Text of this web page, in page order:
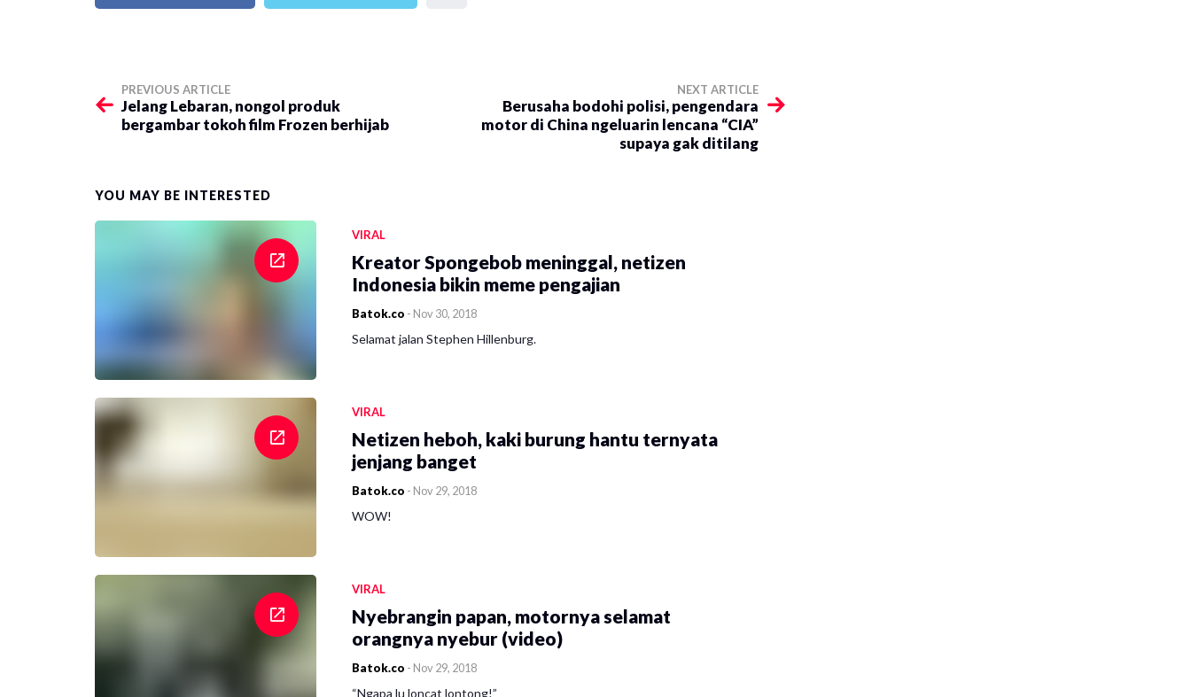
PREVIOUS ARTICLE
Jelang Lebaran, nongol produk
bergambar tokoh film Frozen berhijab
NEXT ARTICLE
Berusaha bodohi polisi, pengendara
motor di China ngeluarin lencana “CIA”
supaya gak ditilang
YOU MAY BE INTERESTED
VIRAL
Kreator Spongebob meninggal, netizen
Indonesia bikin meme pengajian
Batok.co - Nov 30, 2018
Selamat jalan Stephen Hillenburg.
VIRAL
Netizen heboh, kaki burung hantu ternyata
jenjang banget
Batok.co - Nov 29, 2018
WOW!
VIRAL
Nyebrangin papan, motornya selamat
orangnya nyebur (video)
Batok.co - Nov 29, 2018
“Ngapa lu loncat lontong!”